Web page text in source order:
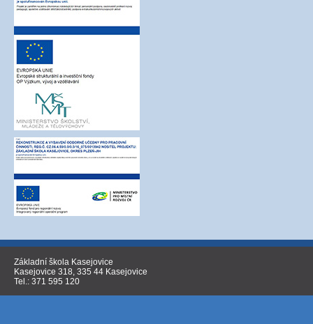
Základní škola Kasejovice
Kasejovice 318, 335 44 Kasejovice
Tel.: 371 595 120